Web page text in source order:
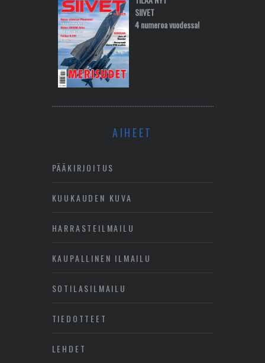
SIIVET
4 numeroa vuodessa!
AIHEET
PÄÄKIRJOITUS
KUUKAUDEN KUVA
HARRASTEILMAILU
KAUPALLINEN ILMAILU
SOTILASILMAILU
TIEDOTTEET
LEHDET